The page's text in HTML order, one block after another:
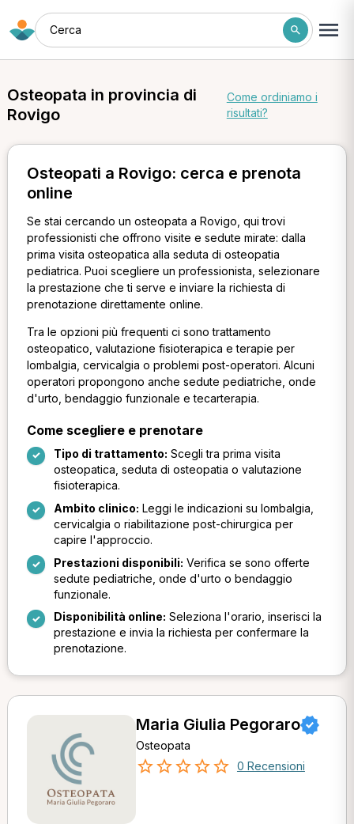
Cerca
Osteopata in provincia di
Rovigo
Come ordiniamo i
risultati?
Osteopati a Rovigo: cerca e prenota
online
Se stai cercando un osteopata a Rovigo, qui trovi
professionisti che offrono visite e sedute mirate: dalla
prima visita osteopatica alla seduta di osteopatia
pediatrica. Puoi scegliere un professionista, selezionare
la prestazione che ti serve e inviare la richiesta di
prenotazione direttamente online.
Tra le opzioni più frequenti ci sono trattamento
osteopatico, valutazione fisioterapica e terapie per
lombalgia, cervicalgia o problemi post-operatori. Alcuni
operatori propongono anche sedute pediatriche, onde
d'urto, bendaggio funzionale e tecarterapia.
Come scegliere e prenotare
Tipo di trattamento: Scegli tra prima visita
osteopatica, seduta di osteopatia o valutazione
fisioterapica.
Ambito clinico: Leggi le indicazioni su lombalgia,
cervicalgia o riabilitazione post-chirurgica per
capire l'approccio.
Prestazioni disponibili: Verifica se sono offerte
sedute pediatriche, onde d'urto o bendaggio
funzionale.
Disponibilità online: Seleziona l'orario, inserisci la
prestazione e invia la richiesta per confermare la
prenotazione.
Maria Giulia Pegoraro
Osteopata
0 Recensioni